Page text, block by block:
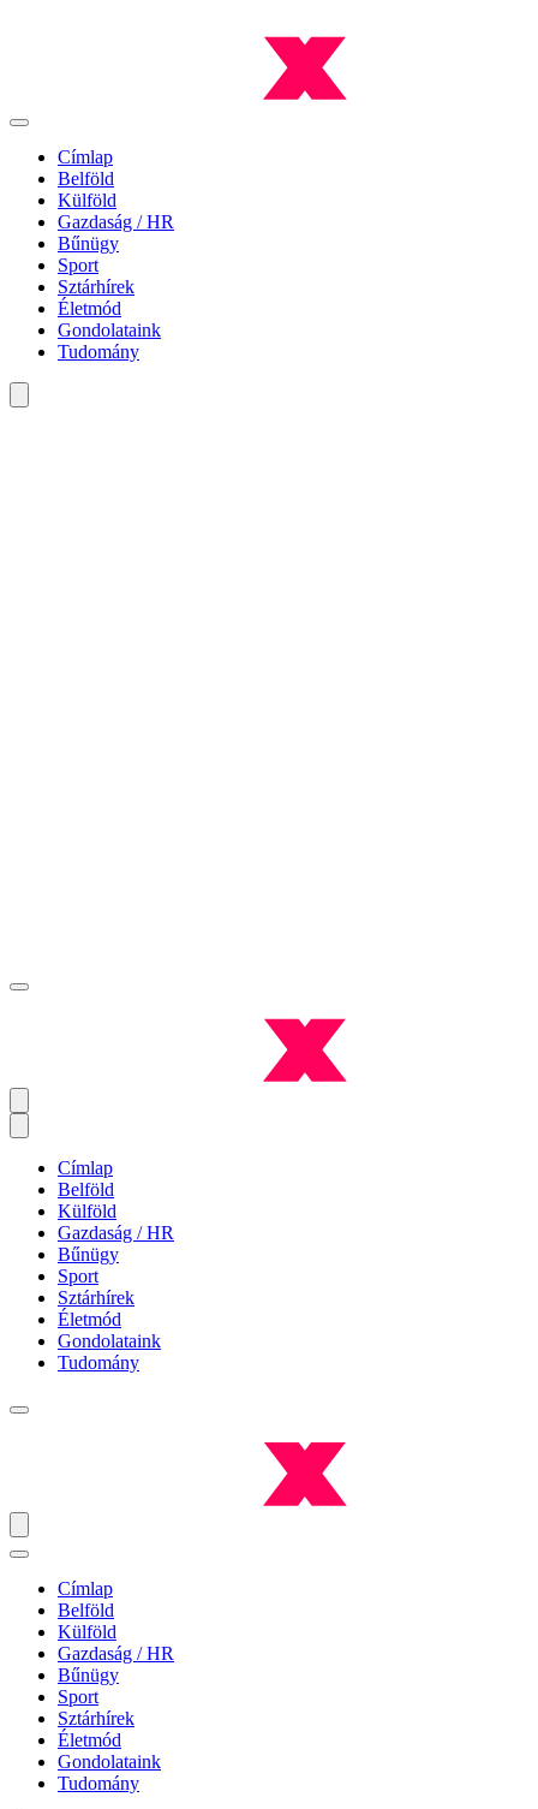
Címlap
Belföld
Külföld
Gazdaság / HR
Bűnügy
Sport
Sztárhírek
Életmód
Gondolataink
Tudomány
Címlap
Belföld
Külföld
Gazdaság / HR
Bűnügy
Sport
Sztárhírek
Életmód
Gondolataink
Tudomány
Címlap
Belföld
Külföld
Gazdaság / HR
Bűnügy
Sport
Sztárhírek
Életmód
Gondolataink
Tudomány